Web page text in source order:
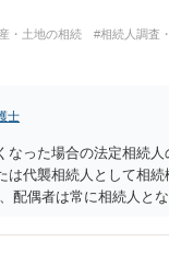
うか。遺言で、受取を指
ます。理由を説明する必
・土地の相続
#相続人調査
士
なった場合の法定相続
は代襲相続人として相続
配偶者は常に相続人と
つまり、孫５人に加え